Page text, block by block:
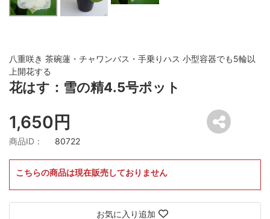
八重咲き 茶碗蓮・チャワンバス・手乗りハス 小型容器でも5輪以
上開花する
花はす：雪の精4.5号ポット
1,650円
商品ID： 80722
こちらの商品は現在販売しておりません
お気に入り追加